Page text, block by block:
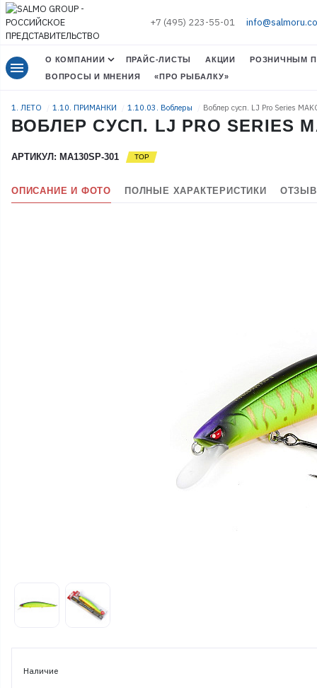
+7 (495) 223-55-01
menu О КОМПАНИИ ПРАЙС-ЛИСТЫ АКЦИИ
РОЗНИЧНЫМ
ВОПРОСЫ И МНЕНИЯ
«ПРО РЫБАЛКУ»
1. ЛЕТО 1.10. ПРИМАНКИ 1.10.03. Воблеры Воблер сусп. LJ Pro Series
ВОБЛЕР СУСП. LJ PRO SERIES
АРТИКУЛ: MA130SP-301
ОПИСАНИЕ И ФОТО ПОЛНЫЕ ХАРАКТЕРИСТИКИ
Наличие